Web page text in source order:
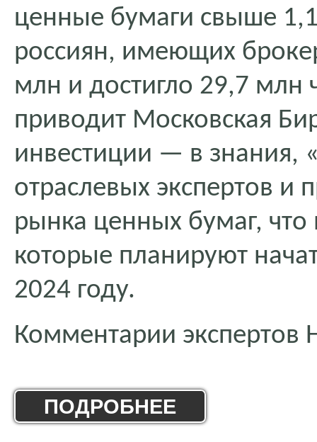
ценные бумаги свыше
россиян, имеющих
млн и достигло 29,7 млн
приводит Московская
инвестиции — в знания,
отраслевых экспертов и
рынка ценных бумаг,
которые планируют
2024 году.
Комментарии экспертов
ПОДРОБНЕЕ